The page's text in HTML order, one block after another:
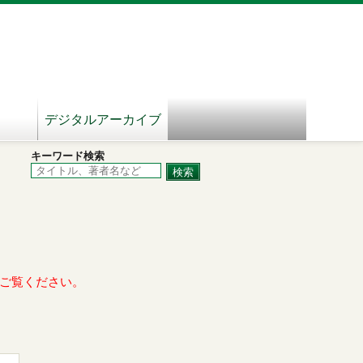
デジタルアーカイブ
キーワード検索
覧ください。